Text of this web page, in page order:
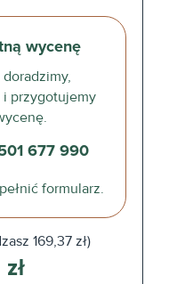
wycenę
przygotujemy
677 990
formularz.
169,37 zł)